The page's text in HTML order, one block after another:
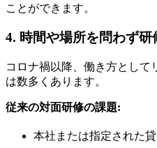
ことができます。
4. 時間や場所を問わず研
コロナ禍以降、働き方として
は数多くあります。
従来の対面研修の課題:
本社または指定された